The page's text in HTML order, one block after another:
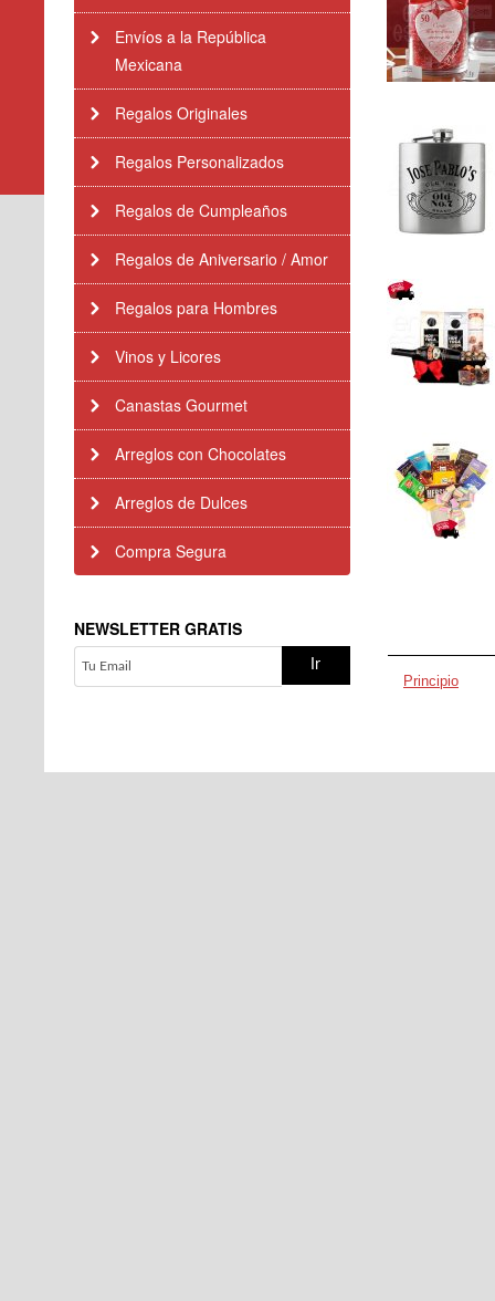
Envíos a la República
Mexicana
Regalos Originales
Regalos Personalizados
Regalos de Cumpleaños
Regalos de Aniversario / Amor
Regalos para Hombres
Vinos y Licores
Canastas Gourmet
Arreglos con Chocolates
Arreglos de Dulces
Compra Segura
NEWSLETTER GRATIS
Principio